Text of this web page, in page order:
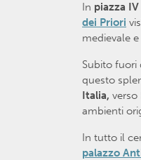
In piazza
dei Priori
medievale
Subito fuori
questo
Italia, verso
ambienti
In tutto il
palazzo